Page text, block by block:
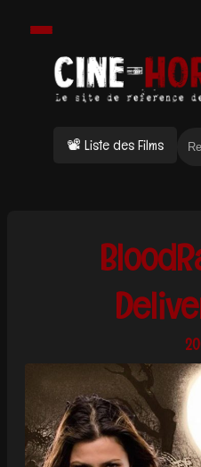
📽 Liste des Films